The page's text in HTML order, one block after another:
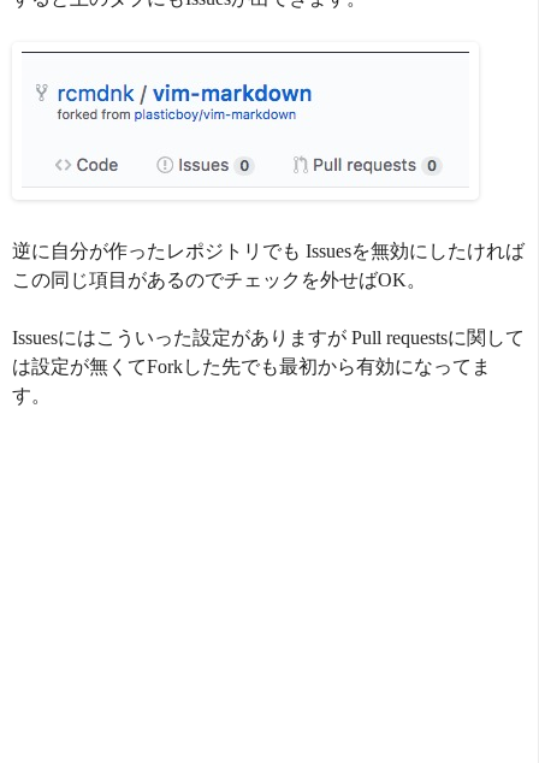
逆に自分が作ったレポジトリでも Issuesを無効にしたければ
この同じ項目があるのでチェックを外せばOK。
Issuesにはこういった設定がありますが Pull requestsに関して
は設定が無くてForkした先でも最初から有効になってま
す。